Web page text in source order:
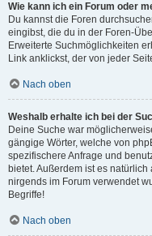
Wie kann ich ein Forum oder
Du kannst die Foren
eingibst, die du in der Foren-
Erweiterte Suchmöglichkeiten
Link anklickst, der von jeder
Nach oben
Weshalb erhalte ich bei der
Deine Suche war
gängige Wörter, welche von
spezifischere Anfrage und
bietet. Außerdem ist es
nirgends im Forum verwendet
Begriffe!
Nach oben